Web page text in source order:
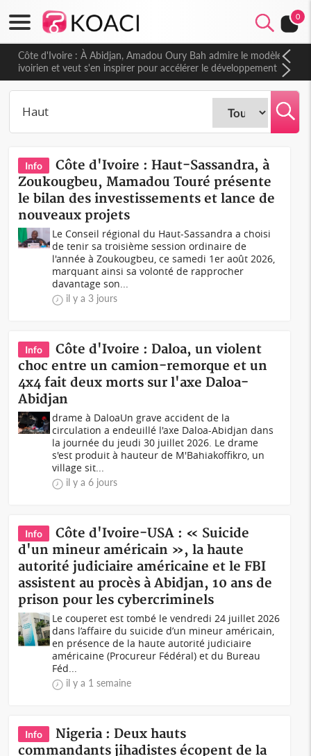
0
Côte d'Ivoire : À Abidjan, Amadou Oury Bah admire le modèle
ivoirien et veut s'en inspirer pour accélérer le développement
de la Guinée
Info
Côte d'Ivoire : Haut-Sassandra, à
Zoukougbeu, Mamadou Touré présente
le bilan des investissements et lance de
nouveaux projets
Le Conseil régional du Haut-Sassandra a choisi
de tenir sa troisième session ordinaire de
l'année à Zoukougbeu, ce samedi 1er août 2026,
marquant ainsi sa volonté de rapprocher
davantage son...
il y a 3 jours
Info
Côte d'Ivoire : Daloa, un violent
choc entre un camion-remorque et un
4x4 fait deux morts sur l'axe Daloa-
Abidjan
drame à DaloaUn grave accident de la
circulation a endeuillé l'axe Daloa-Abidjan dans
la journée du jeudi 30 juillet 2026. Le drame
s'est produit à hauteur de M'Bahiakoffikro, un
village sit...
il y a 6 jours
Info
Côte d'Ivoire-USA : « Suicide
d'un mineur américain », la haute
autorité judiciaire américaine et le FBI
assistent au procès à Abidjan, 10 ans de
prison pour les cybercriminels
Le couperet est tombé le vendredi 24 juillet 2026
dans l’affaire du suicide d’un mineur américain,
en présence de la haute autorité judiciaire
américaine (Procureur Fédéral) et du Bureau
Féd...
il y a 1 semaine
Info
Nigeria : Deux hauts
commandants jihadistes écopent de la